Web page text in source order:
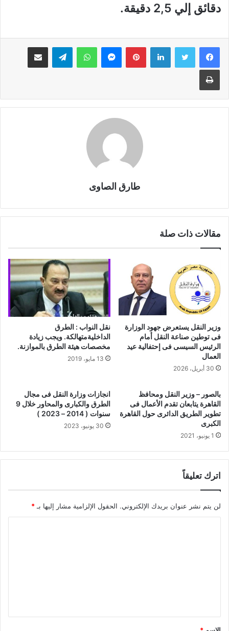
دقائق إلي 2,5 دقيقة.
لينكدإن بينتيريستماسنجر واتساب تيلقرام مشاركة عبر البريد
طباعة
طارق الصاوى
مقالات ذات صلة
وزير النقل يستعرض جهود الوزارة
فى توطين صناعة النقل أمام
الرئيس السيسى فى إحتفالية عيد
العمال
30 أبريل، 2026
نقل النواب : الطرق
الداخليةمتهالكة. ويجب زيادة
مخصصات هيئة الطرق بالموازنة.
13 مايو، 2019
بالصور – وزير النقل ومحافظ
القاهرة يتابعان تقدم الأعمال فى
تطوير الطريق الدائرى حول القاهرة
الكبرى
1 يونيو، 2021
انجازات وزارة النقل فى مجال
الطرق والكبارى والمحاور خلال 9
سنوات ( 2014 – 2023 )
30 يونيو، 2023
اترك تعليقاً
لن يتم نشر عنوان بريدك الإلكتروني. الحقول الإلزامية مشار إليها بـ *
ق